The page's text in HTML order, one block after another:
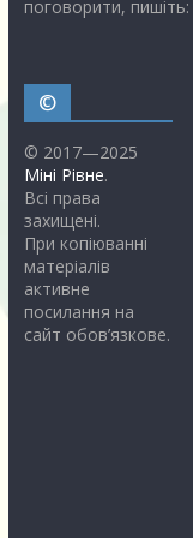
поговорити, пишіть:
©
© 2017—2025
Міні Рівне.
Всі права
захищені.
При копіюванні
матеріалів
активне
посилання на
сайт обов’язкове.